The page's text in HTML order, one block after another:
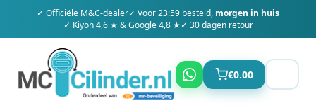
✓ Officiële M&C-dealer✓ Voor 23:59 besteld, morgen in huis
✓ Kiyoh 4,6 ★ & Google 4,8 ★✓ 30 dagen retour
€0.00